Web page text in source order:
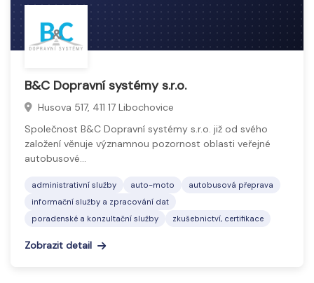
B&C Dopravní systémy s.r.o.
Husova 517, 411 17 Libochovice
Společnost B&C Dopravní systémy s.r.o. již od svého
založení věnuje významnou pozornost oblasti veřejné
autobusové…
administrativní služby auto-moto
autobusová přeprava
informační služby a zpracování dat
poradenské a konzultační služby
zkušebnictví, certifikace
Zobrazit detail